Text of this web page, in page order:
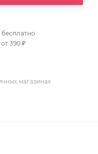
390 ₽
магазинах